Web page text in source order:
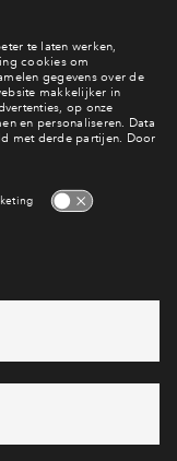
Op deze
Bel ons op088